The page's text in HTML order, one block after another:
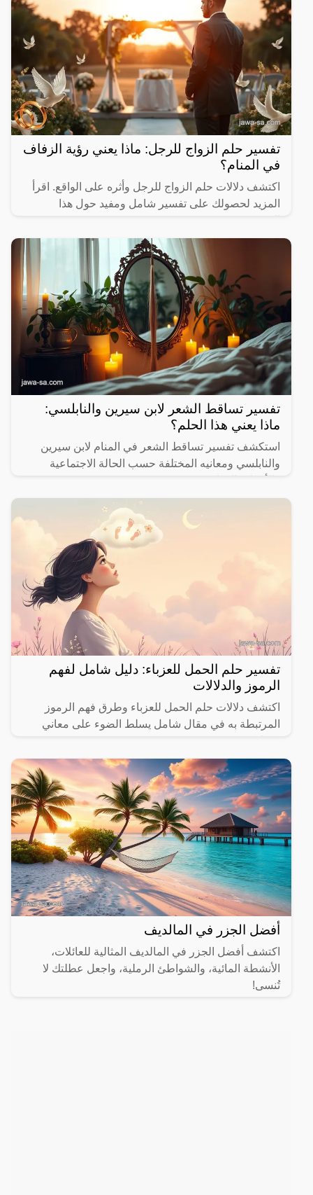
تفسير حلم الزواج للرجل: ماذا يعني رؤية الزفاف
في المنام؟
اكتشف دلالات حلم الزواج للرجل وأثره على الواقع. اقرأ
المزيد لحصولك على تفسير شامل ومفيد حول هذا
تفسير تساقط الشعر لابن سيرين والنابلسي:
ماذا يعني هذا الحلم؟
استكشف تفسير تساقط الشعر في المنام لابن سيرين
والنابلسي ومعانيه المختلفة حسب الحالة الاجتماعية
تفسير حلم الحمل للعزباء: دليل شامل لفهم
الرموز والدلالات
اكتشف دلالات حلم الحمل للعزباء وطرق فهم الرموز
المرتبطة به في مقال شامل يسلط الضوء على معاني
أفضل الجزر في المالديف
اكتشف أفضل الجزر في المالديف المثالية للعائلات،
الأنشطة المائية، والشواطئ الرملية، واجعل عطلتك لا
تُنسى!